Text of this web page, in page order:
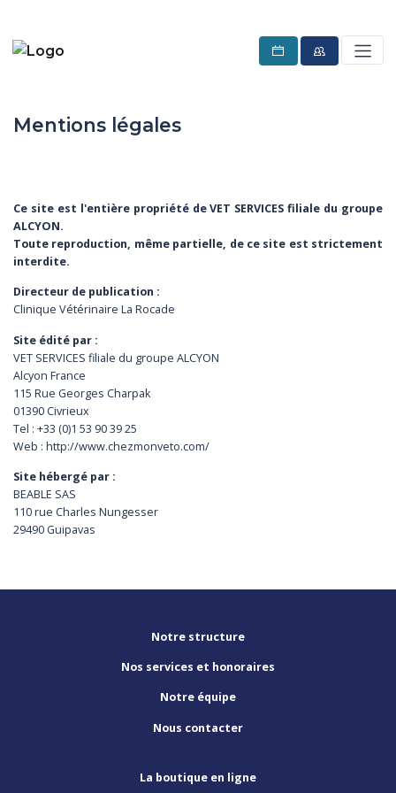
Mentions légales
Ce site est l'entière propriété de VET SERVICES filiale du groupe
ALCYON.
Toute reproduction, même partielle, de ce site est strictement
interdite.
Directeur de publication :
Clinique Vétérinaire La Rocade
Site édité par :
VET SERVICES filiale du groupe ALCYON
Alcyon France
115 Rue Georges Charpak
01390 Civrieux
Tel : +33 (0)1 53 90 39 25
Web : http://www.chezmonveto.com/
Site hébergé par :
BEABLE SAS
110 rue Charles Nungesser
29490 Guipavas
Notre structure
Nos services et honoraires
Notre équipe
Nous contacter
La boutique en ligne